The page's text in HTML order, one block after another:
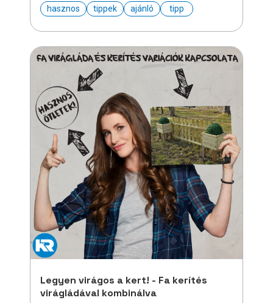
hasznos
tippek ajánló tipp
Legyen virágos a kert! - Fa kerítés
virágládával kombinálva